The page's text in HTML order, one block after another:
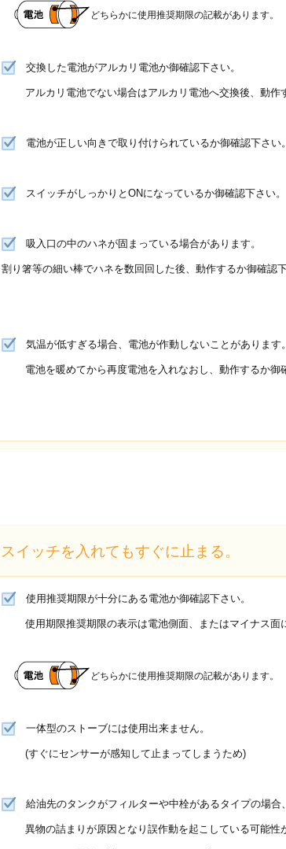
どちらかに使用推奨期限の記載があります。
交換した電池がアルカリ電池か御確認下さい。
アルカリ電池でない場合はアルカリ電池へ交換後、動作す
電池が正しい向きで取り付けられているか御確認下さい。
スイッチがしっかりとONになっているか御確認下さい。
吸入口の中のハネが固まっている場合があります。
割り箸等の細い棒でハネを数回回した後、動作するか御確認下
気温が低すぎる場合、電池が作動しないことがあります。
電池を暖めてから再度電池を入れなおし、動作するか御確
スイッチを入れてもすぐに止まる。
使用推奨期限が十分にある電池か御確認下さい。
使用期限推奨期限の表示は電池側面、またはマイナス面に
どちらかに使用推奨期限の記載があります。
一体型のストーブには使用出来ません。
(すぐにセンサーが感知して止まってしまうため)
給油先のタンクがフィルターや中栓があるタイプの場合、
異物の詰まりが原因となり誤作動を起こしている可能性